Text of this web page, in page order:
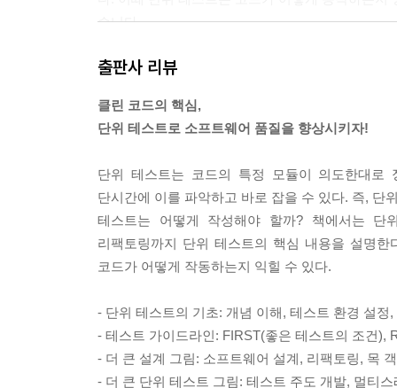
습니다.
으려고 할 때도 도움이 될 것입니다.
앤디 헌트(Andy Hunt)
출판사 리뷰
클린 코드의 핵심,
단위 테스트로 소프트웨어 품질을 향상시키자!
단위 테스트는 코드의 특정 모듈이 의도한대로
단시간에 이를 파악하고 바로 잡을 수 있다. 즉, 단
테스트는 어떻게 작성해야 할까? 책에서는
리팩토링까지 단위 테스트의 핵심 내용을 설명
코드가 어떻게 작동하는지 익힐 수 있다.
- 단위 테스트의 기초: 개념 이해, 테스트 환경 설정
- 테스트 가이드라인: FIRST(좋은 테스트의 조건),
- 더 큰 설계 그림: 소프트웨어 설계, 리팩토링, 목
- 더 큰 단위 테스트 그림: 테스트 주도 개발, 멀티